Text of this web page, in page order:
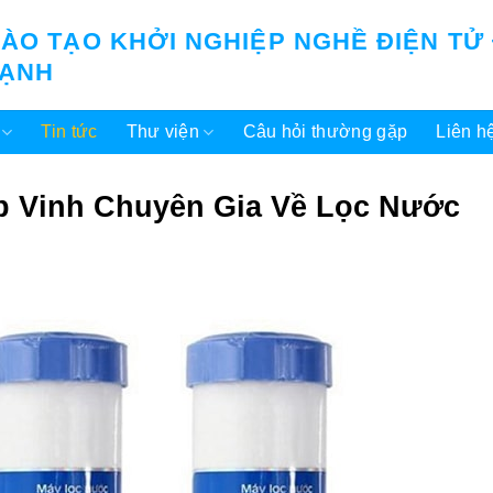
TẠO KHỞI NGHIỆP NGHỀ ĐIỆN TỬ
Tin tức Thư viện Câu hỏi thường gặp Liên
Vinh Chuyên Gia Về Lọc Nước